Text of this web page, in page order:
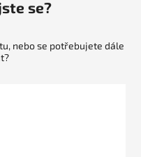
se?
nebo se potřebujete dále